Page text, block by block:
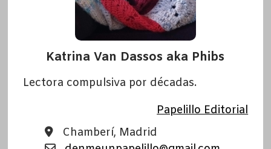
Katrina Van Dassos aka Phibs
Lectora compulsiva por décadas.
Papelillo Editorial
Chamberí, Madrid